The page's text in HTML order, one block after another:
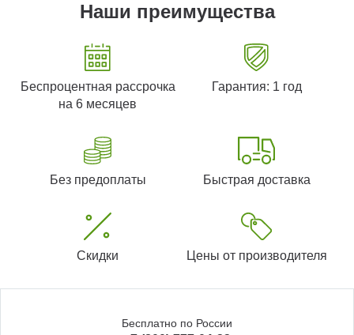
Наши преимущества
Беспроцентная рассрочка
на 6 месяцев
Гарантия: 1 год
Без предоплаты Быстрая доставка
Скидки Цены от производителя
Бесплатно по России